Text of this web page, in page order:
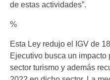
de estas actividades”.
%
Esta Ley redujo el IGV de
Ejecutivo busca un impacto
sector turismo y además